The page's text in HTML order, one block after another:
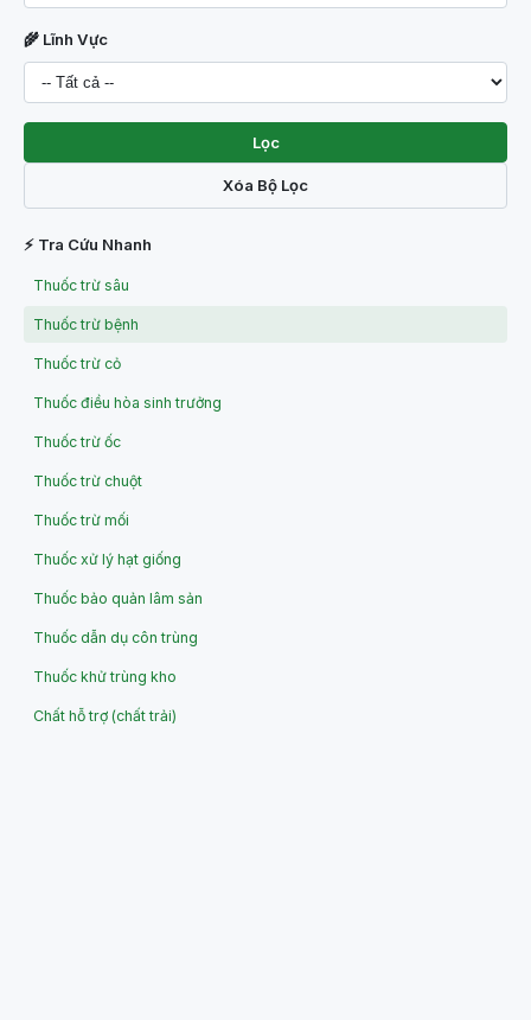
🌾 Lĩnh Vực
Lọc
Xóa Bộ Lọc
⚡ Tra Cứu Nhanh
Thuốc trừ sâu
Thuốc trừ bệnh
Thuốc trừ cỏ
Thuốc điều hòa sinh trưởng
Thuốc trừ ốc
Thuốc trừ chuột
Thuốc trừ mối
Thuốc xử lý hạt giống
Thuốc bảo quản lâm sản
Thuốc dẫn dụ côn trùng
Thuốc khử trùng kho
Chất hỗ trợ (chất trải)